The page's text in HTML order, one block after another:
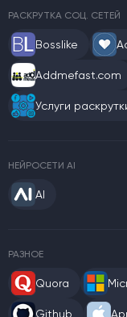
РАСКРУТКА СОЦ. СЕТЕЙ
Bosslike
Addmefast.com
Услуги
НЕЙРОСЕТИ AI
AI
РАЗНОЕ
Quora
Github